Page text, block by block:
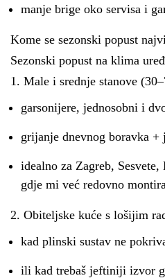
manje brige oko servisa i
Kome se sezonski popust
Sezonski popust na klima
1. Male i srednje stanove
garsonijere, jednosobni i
grijanje dnevnog boravka +
idealno za Zagreb,
gdje mi već redovno
2. Obiteljske kuće s lošijim
kad plinski sustav ne
ili kad trebaš jeftiniji izvor